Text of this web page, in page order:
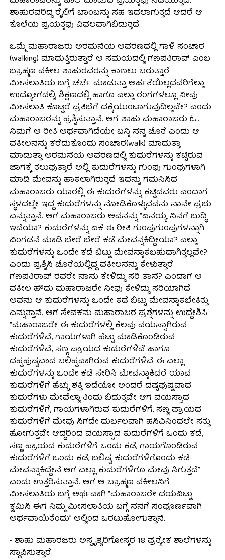
ಶಾಹುರವರಿದ್ದ ರೈಲಿಗೆ ಬಾಂಬನ್ನು ಸಹ ಇಡಲಾಗುತ್ತದೆ ಆದರೆ ಆ
ಕೊಲೆಯ ಪ್ರಯತ್ನವು ವಿಫಲವಾಗಿಬಿಡುತ್ತದೆ.
ಒಮ್ಮೆ ಮಹಾರಾಜರು ಅರಮನೆಯ ಆವರಣದಲ್ಲಿ ಗಾಳಿ ಸಂಚಾರ
(walking) ಮಾಡುತ್ತಿರುತ್ತಾರೆ ಆ ಸಮಯದಲ್ಲಿ ಗಣಪತಿರಾವ್ ಎಂಬ
ಬ್ರಾಹ್ಮಣ ವಕೀಲ ಶಾಹುರವರನ್ನು ಕಾಣಲು ಬರುತ್ತಾರೆ
ಮೀಸಲಾತಿಯ ಬಗ್ಗೆ ಚರ್ಚೆ ಮಾಡುತ್ತಾ ಅರ್ಹತೆಯಿಲ್ಲದವರಿಗೆಲ್ಲಾ
ಉದ್ಯೋಗದಲ್ಲಿ, ಶಿಕ್ಷಣದಲ್ಲಿ ಹಾಗೂ ಎಲ್ಲಾ ರಂಗಗಳಲ್ಲೂ ನೀವು
ಮೀಸಲಾತಿ ಕೊಟ್ಟರೆ ಪ್ರತಿಭೆಗೆ ದಕ್ಕೆಯುಂಟಾಗುವುದಿಲ್ಲವೇ? ಎಂದು
ಮಹಾರಾಜರನ್ನು ಪ್ರಶ್ನಿಸುತ್ತಾನೆ. ಆಗ ಶಾಹು ಮಹಾರಾಜರು ಓ..
ನಿಮಗೆ ಆ ರೀತಿ ಅರ್ಥವಾಗಿದೆಯೇ ಬನ್ನಿ ನನ್ನ ಜೊತೆ ಎಂದು ಆ
ವಕೀಲನನ್ನು ಕರೆದುಕೊಂಡು ಸಂಚಾರ(walk) ಮಾಡುತ್ತಾ
ಮಾಡುತ್ತಾ ಅರಮನೆಯ ಆವರಣದಲ್ಲಿ ಕುದುರೆಗಳನ್ನು ಕಟ್ಟಿರುವ
ಜಾಗಕ್ಕೆ ತಲುಪುತ್ತಾರೆ ಅಲ್ಲಿ ಕುದುರೆಗಳನ್ನು ಗುಂಪು ಗುಂಪುಗಳಾಗಿ
ಮಾಡಿ ಮೇವನ್ನು ಹಾಕಲಾಗಿರುತ್ತದೆ ಇದನ್ನು ಗಮನಿಸಿದ
ಮಹಾರಾಜರು ಯಾರಲ್ಲಿ ಈ ಕುದುರೆಗಳನ್ನು ಕಟ್ಟಿದವರು ಎಂದಾಗ
ಸ್ಥಳದಲ್ಲೇ ಇದ್ದ ಕುದುರೆಗಳನ್ನು ನೋಡಿಕೊಳ್ಳುವವನು ನಾನೇ ಪ್ರಭು
ಎನ್ನುತ್ತಾನೆ. ಆಗ ಮಹಾರಾಜರು ಅವನನ್ನು “ಏನಯ್ಯ ನಿನಗೆ ಬುದ್ಧಿ
ಇದೆಯಾ? ಕುದುರೆಗಳನ್ನು ಏಕೆ ಈ ರೀತಿ ಗುಂಪುಗುಂಪುಗಳನ್ನಾಗಿ
ವಿಂಗಡನೆ ಮಾಡಿ ಬೇರೆ ಬೇರೆ ಕಡೆ ಮೇವನ್ನಕಿದ್ದೀಯಾ? ಎಲ್ಲಾ
ಕುದುರೆಗಳನ್ನು ಒಂದೇ ಕಡೆ ಬಿಟ್ಟು ಮೇವನ್ನಾಕಬಹುದಾಗಿತ್ತಲ್ಲವೇ?
ಎಂದು ಪ್ರಶ್ನಿಸಿ ಜೊತೆಯಲ್ಲಿದ್ದ ವಕೀಲನನ್ನು ಕೇಳುತ್ತಾರೆ
ಗಣಪತಿರಾವ್ ರವರೇ ನಾನು ಕೇಳಿದ್ದು ಸರಿ ತಾನೆ? ಎಂದಾಗ ಆ
ವಕೀಲ ಹೌದು ಮಹಾರಾಜರೇ ನೀವು ಕೇಳಿದ್ದು ಸರಿಯಾಗಿದೆ
ಅವನು ಆ ಕುದುರೆಗಳನ್ನು ಒಂದೇ ಕಡೆ ಬಿಟ್ಟು ಮೇವನ್ನಾಕಬೇಕಿತ್ತು
ಎನ್ನುತ್ತಾನೆ. ಆಗ ಸೇವಕನು ಮಹಾರಾಜರ ಪ್ರಶ್ನೆಗಳನ್ನು ಉದ್ದೇಶಿಸಿ
“ಮಹಾರಾಜರೇ ಈ ಕುದುರೆಗಳಲ್ಲಿ ಕೆಲವು ವಯಸ್ಸಾಗಿರುವ
ಕುದುರೆಗಳಿವೆ, ಗಾಯಗಳಾಗಿ ಪೆಟ್ಟು ಮಾಡಿಕೊಂಡಿರುವ
ಕುದುರೆಗಳಿವೆ, ಸಣ್ಣ ಪ್ರಾಯದ ಕುದುರೆಗಳಿವೆ ಹಾಗೂ
ದಷ್ಟಪುಷ್ಟವಾದ ಬಲಿಷ್ಟವಾಗಿರುವ ಕುದುರೆಗಳಿವೆ ಈ ಎಲ್ಲಾ
ಕುದುರೆಗಳನ್ನು ಒಂದೇ ಕಡೆ ಸೇರಿಸಿ ಮೇವನ್ನಾಕಿದರೆ ಯಾವ
ಕುದುರೆಗಳಿಗೆ ಹೆಚ್ಚು ಶಕ್ತಿ ಇದೆಯೋ ಅಂದರೆ ದಷ್ಟಪುಷ್ಟವಾದ
ಕುದುರೆಗಳು ಮೇವೆಲ್ಲಾ ತಿಂದು ಬಿಡುತ್ತವೇ ಆಗ ವಯಸ್ಸಾದ
ಕುದುರೆಗಳಿಗೆ, ಗಾಯಗಳಾಗಿರುವ ಕುದುರೆಗಳಿಗೆ, ಸಣ್ಣ ಪ್ರಾಯದ
ಕುದುರೆಗಳಿಗೆ ಮೇವು ಸಿಗದೇ ದುರ್ಬಲವಾಗಿ ಹಸಿವಿನಿಂದಲೇ ಸತ್ತು
ಹೋಗುತ್ತವೇ ಆದ್ದರಿಂದ ವಯಸ್ಸಾದ ಕುದುರೆಗಳಿಗೆ ಒಂದು ಕಡೆ,
ಸಣ್ಣ ಪ್ರಾಯದ ಕುದುರೆಗಳಿಗೆ ಒಂದು ಕಡೆ, ಗಾಯಗೊಂಡಿರುವ
ಕುದುರೆಗಳಿಗೆ ಒಂದು ಕಡೆ, ಬಲಿಷ್ಟ ಕುದುರೆಗಳಿಗೊಂದು ಕಡೆ
ಮೇವನ್ನಾಕಿದ್ದೇನೆ ಆಗ ಎಲ್ಲಾ ಕುದುರೆಗಳಿಗೂ ಮೇವು ಸಿಗುತ್ತದೆ”
ಎಂದು ಉತ್ತರಿಸುತ್ತಾನೆ. ಆಗ ಆ ಬ್ರಾಹ್ಮಣ ವಕೀಲನಿಗೆ
ಮೀಸಲಾತಿಯ ಬಗ್ಗೆ ಅರ್ಥವಾಗಿ “ಮಹಾರಾಜರೇ ದಯವಿಟ್ಟು
ಕ್ಷಮಿಸಿ ಈಗ ನಿಮ್ಮ ಮೀಸಲಾತಿಯ ಬಗ್ಗೆ ನನಗೆ ಸಂಪೂರ್ಣವಾಗಿ
ಅರ್ಥವಾಯಿತೆಂದು” ಅಲ್ಲಿಂದ ಒರಟುಹೋಗುತ್ತಾನೆ.
• ಶಾಹು ಮಹಾರಜರು ಅಸ್ಪೃಶ್ಯರಿಗೋಸ್ಕರ 18 ಪ್ರತ್ಯೇಕ ಶಾಲೆಗಳನ್ನು
ಸ್ಥಾಪಿಸುತ್ತಾರೆ.